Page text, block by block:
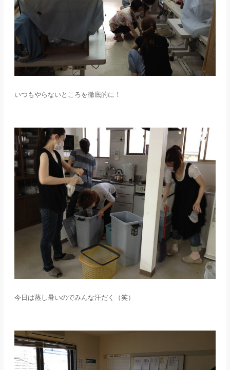
いつもやらないところを徹底的に！
今日は蒸し暑いのでみんな汗だく（笑）